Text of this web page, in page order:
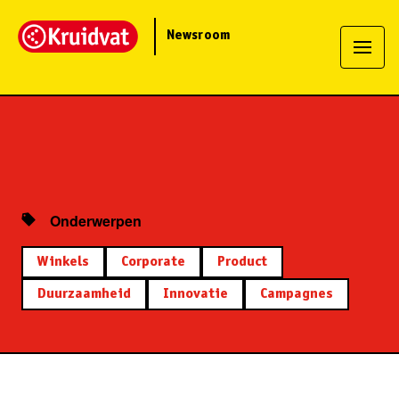
Newsroom
Onderwerpen
Winkels Corporate Product
Duurzaamheid Innovatie Campagnes